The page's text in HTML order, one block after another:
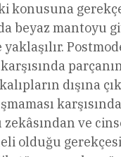
konusuna
beyaz mantoyu
yaklaşılır.
dışına
ve
olduğu